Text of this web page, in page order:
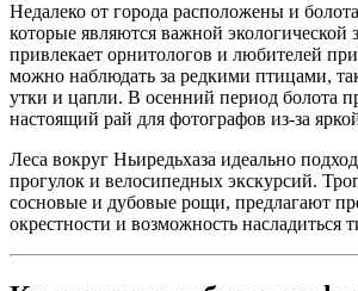
Недалеко от города расположены и болота
которые являются важной экологической
привлекает орнитологов и любителей
можно наблюдать за редкими птицами,
утки и цапли. В осенний период болота
настоящий рай для фотографов из-за
Леса вокруг Ньиредьхаза идеально
прогулок и велосипедных экскурсий.
сосновые и дубовые рощи, предлагают
окрестности и возможность